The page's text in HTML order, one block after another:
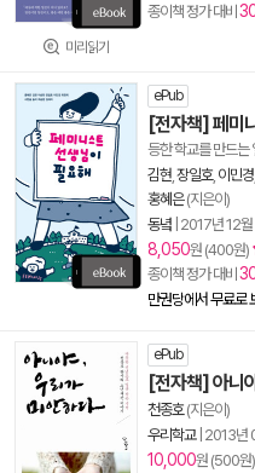
미리읽기
종이책 정가 대비
ePub
[전자책] 페미
등한 학교를 만드는
김현 장일호, 이민경
홍혜은(지은이)
동녘 2017년 12월
8,050원 (400원)
종이책 정가 대비
만권당에서 무료로
ePub
[전자책] 아니
천종호(지은이)
우리학교| 2013년
10,000원 (500원)